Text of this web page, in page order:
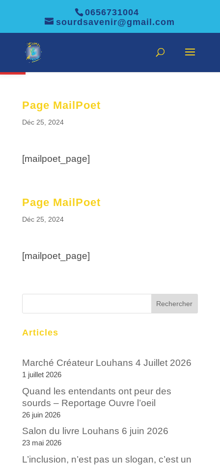
Ouvrir la barre d’outils
0656731004
sourdsavenir@gmail.com
Page MailPoet
Déc 25, 2024
[mailpoet_page]
Page MailPoet
Déc 25, 2024
[mailpoet_page]
Articles
Marché Créateur Louhans 4 Juillet 2026
1 juillet 2026
Quand les entendants ont peur des
sourds – Reportage Ouvre l’oeil
26 juin 2026
Salon du livre Louhans 6 juin 2026
23 mai 2026
L’inclusion, n’est pas un slogan, c’est un